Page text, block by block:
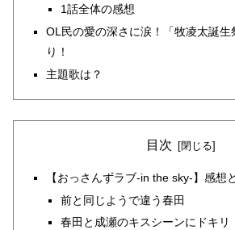
1話全体の感想
OL民の愛の深さに涙！「牧凌太誕生
り！
主題歌は？
目次
【おっさんずラブ-in the sky-】感想
前と同じようで違う春田
春田と成瀬のキスシーンにドキリ